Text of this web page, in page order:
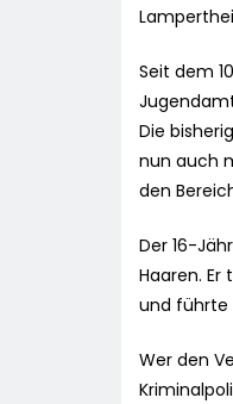
Seit dem
Die
nun auch
den
Der 16-
Haaren.
und führte
Wer den